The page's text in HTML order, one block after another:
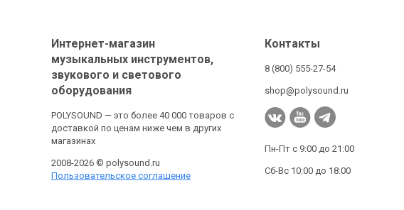
Интернет-магазин
музыкальных инструментов,
звукового и светового
оборудования
POLYSOUND — это более 40 000 товаров с
доставкой по ценам ниже чем в других
магазинах
2008-2026 © polysound.ru
Пользовательское соглашение
Контакты
8 (800) 555-27-54
shop@polysound.ru
Пн-Пт с 9:00 до 21:00
Сб-Вс 10:00 до 18:00